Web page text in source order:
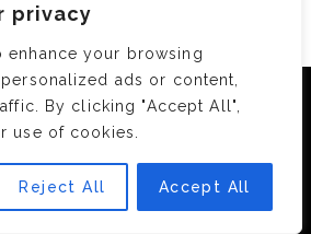
privacy
enhance your browsing
ads or content,
By clicking "Accept All",
use of cookies.
Reject All Accept All
- 22 :29
d’emballages jette chaque
pour vous garantir la meilleure
site. Si vous continuez à utiliser ce
que vous acceptez l'utilisation des
cookies.
OK